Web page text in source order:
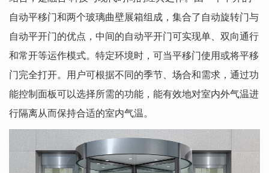
自动平移门和两个玻璃曲壁展箱组成，集合了自动旋转门与
自动平开门的优点，中间的自动平开门可实现单、双向通行
和常开等运作模式。特定环境时，可当平移门使用或将平移
门完全打开。用户可根据不同的季节、场合和需求，通过功
能控制面板可以选择所需的功能，能有效地对室内外气温进
行隔离从而保持合适的室内气温。